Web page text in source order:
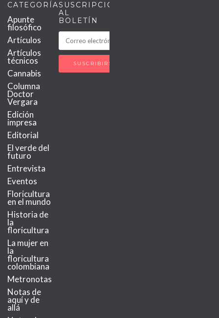
CATEGORÍAS
Apunte
filosófico
Artículos
Artículos
técnicos
Cannabis
Columna
Doctor
Vergara
Edición
impresa
Editorial
El verde del
futuro
Entrevista
Eventos
Floricultura
en el mundo
Historia de
la
floricultura
La mujer en
la
floricultura
colombiana
Metronotas
Notas de
aquí y de
allá
SUSCRIPCIÓN
AL
BOLETÍN